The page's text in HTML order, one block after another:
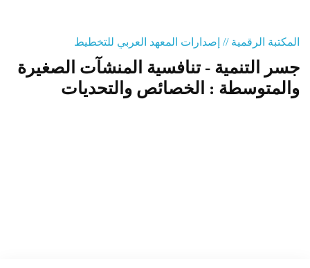
المنصة التدريبية
المكتبة الرقمية // إصدارات المعهد العربي للتخطيط
جسر التنمية - تنافسية المنشآت الصغيرة
والمتوسطة : الخصائص والتحديات